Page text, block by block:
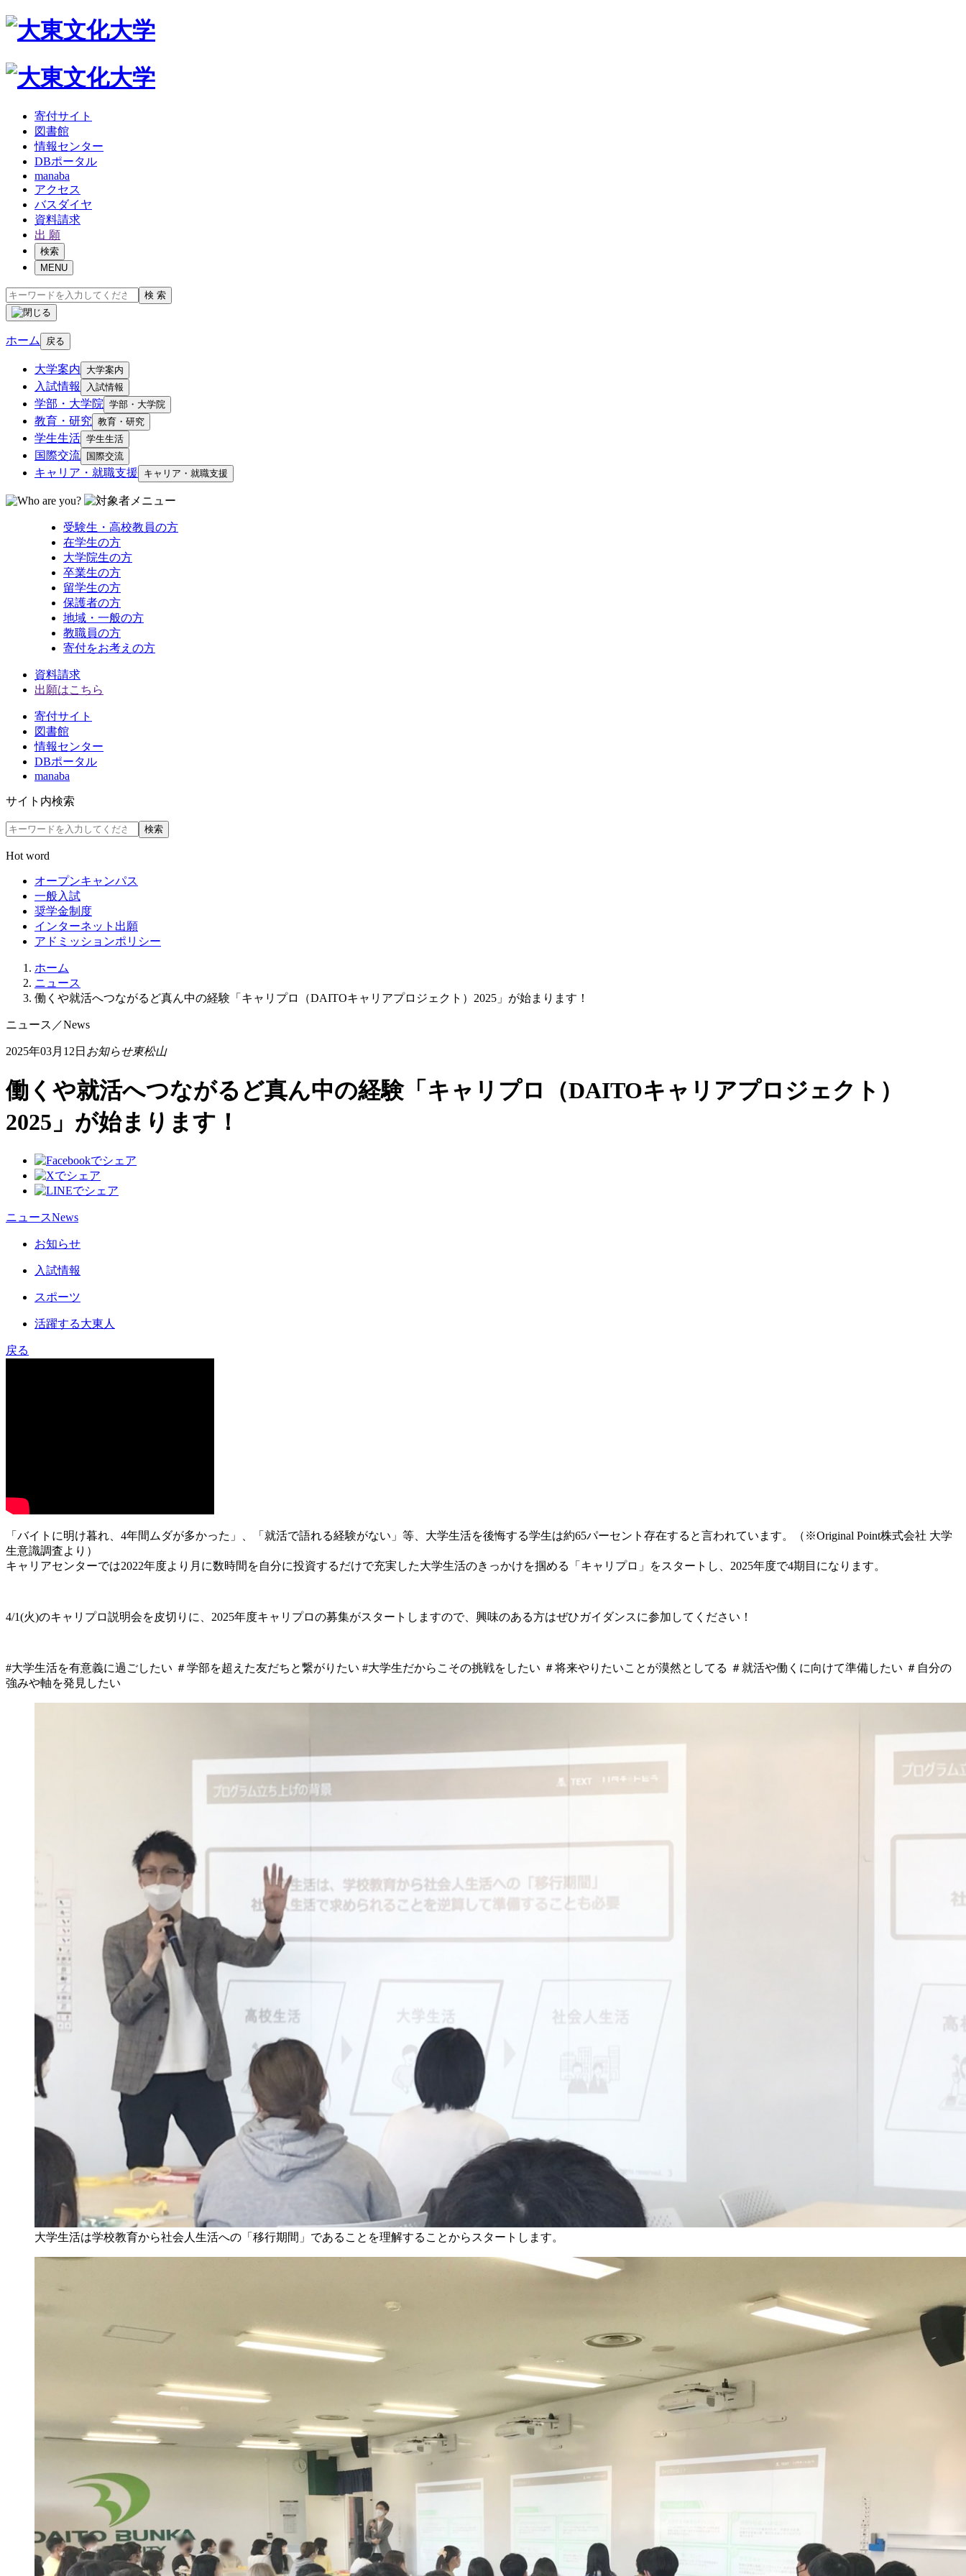
寄付サイト
図書館
情報センター
DBポータル
manaba
アクセス
バスダイヤ
資料請求
出 願
検索
MENU
検 索
ホーム 戻る
大学案内 大学案内
入試情報 入試情報
学部・大学院 学部・大学院
教育・研究 教育・研究
学生生活 学生生活
国際交流 国際交流
キャリア・就職支援 キャリア・就職支援
受験生・高校教員の方
在学生の方
大学院生の方
卒業生の方
留学生の方
保護者の方
地域・一般の方
教職員の方
寄付をお考えの方
資料請求
出願はこちら
寄付サイト
図書館
情報センター
DBポータル
manaba
サイト内検索
検索
Hot word
オープンキャンパス
一般入試
奨学金制度
インターネット出願
アドミッションポリシー
ホーム
ニュース
働くや就活へつながるど真ん中の経験「キャリプロ（DAITOキャリアプロジェクト）2025」が始まります！
ニュース ／News
2025年03月12日 お知らせ東松山
働くや就活へつながるど真ん中の経験「キャリプロ（DAITOキャリアプロジェクト）
2025」が始まります！
ニュースNews
お知らせ
入試情報
スポーツ
活躍する大東人
戻る
「バイトに明け暮れ、4年間ムダが多かった」、「就活で語れる経験がない」等、大学生活を後悔する学生は約65パーセント存在すると言われています。（※Original Point株式会社 大学
生意識調査より）
キャリアセンターでは2022年度より月に数時間を自分に投資するだけで充実した大学生活のきっかけを掴める「キャリプロ」をスタートし、2025年度で4期目になります。
4/1(火)のキャリプロ説明会を皮切りに、2025年度キャリプロの募集がスタートしますので、興味のある方はぜひガイダンスに参加してください！
#大学生活を有意義に過ごしたい ＃学部を超えた友だちと繋がりたい #大学生だからこその挑戦をしたい ＃将来やりたいことが漠然としてる ＃就活や働くに向けて準備したい ＃自分の
強みや軸を発見したい
大学生活は学校教育から社会⼈⽣活への「移⾏期間」であることを理解することからスタートします。